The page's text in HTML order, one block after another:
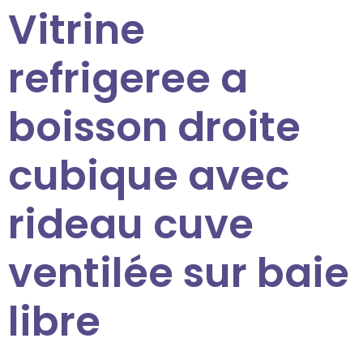
Vitrine
refrigeree a
boisson droite
cubique avec
rideau cuve
ventilée sur baie
libre